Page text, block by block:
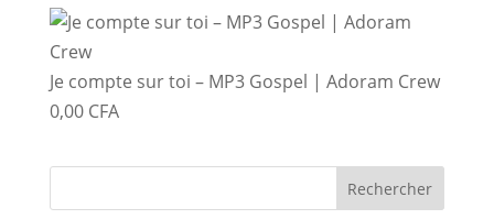
Je compte sur toi – MP3 Gospel | Adoram Crew
0,00 CFA